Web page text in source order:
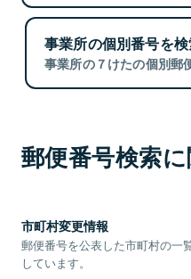
事業所の個別番号を
事業所の７けたの個別郵
郵便番号検索
市町村変更情報
郵便番号を公表した市町村の一
しています。